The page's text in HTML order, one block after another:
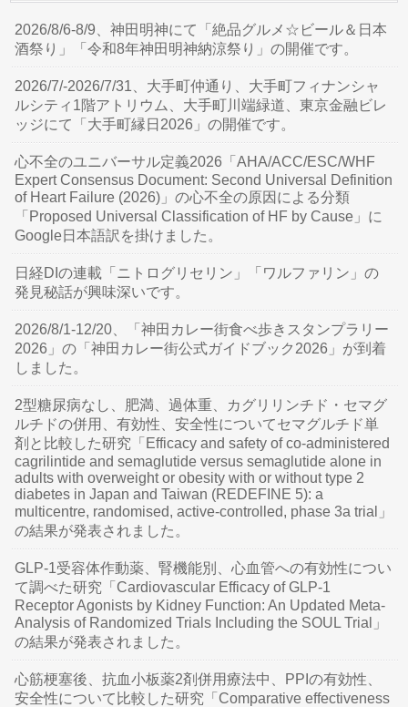
2026/8/6-8/9、神田明神にて「絶品グルメ☆ビール＆日本
酒祭り」「令和8年神田明神納涼祭り」の開催です。
2026/7/-2026/7/31、大手町仲通り、大手町フィナンシャ
ルシティ1階アトリウム、大手町川端緑道、東京金融ビレ
ッジにて「大手町縁日2026」の開催です。
心不全のユニバーサル定義2026「AHA/ACC/ESC/WHF
Expert Consensus Document: Second Universal Definition
of Heart Failure (2026)」の心不全の原因による分類
「Proposed Universal Classification of HF by Cause」に
Google日本語訳を掛けました。
日経DIの連載「ニトログリセリン」「ワルファリン」の
発見秘話が興味深いです。
2026/8/1-12/20、「神田カレー街食べ歩きスタンプラリー
2026」の「神田カレー街公式ガイドブック2026」が到着
しました。
2型糖尿病なし、肥満、過体重、カグリリンチド・セマグ
ルチドの併用、有効性、安全性についてセマグルチド単
剤と比較した研究「Efficacy and safety of co-administered
cagrilintide and semaglutide versus semaglutide alone in
adults with overweight or obesity with or without type 2
diabetes in Japan and Taiwan (REDEFINE 5): a
multicentre, randomised, active-controlled, phase 3a trial」
の結果が発表されました。
GLP-1受容体作動薬、腎機能別、心血管への有効性につい
て調べた研究「Cardiovascular Efficacy of GLP-1
Receptor Agonists by Kidney Function: An Updated Meta-
Analysis of Randomized Trials Including the SOUL Trial」
の結果が発表されました。
心筋梗塞後、抗血小板薬2剤併用療法中、PPIの有効性、
安全性について比較した研究「Comparative effectiveness